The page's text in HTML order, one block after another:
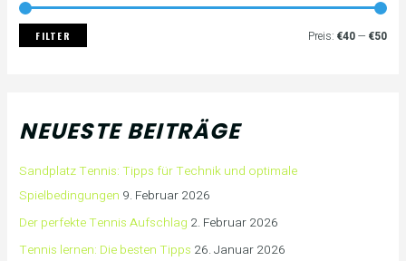
FILTER Preis: €40— €50
NEUESTE BEITRÄGE
Sandplatz Tennis: Tipps für Technik und optimale
Spielbedingungen 9. Februar 2026
Der perfekte Tennis Aufschlag 2. Februar 2026
Tennis lernen: Die besten Tipps 26. Januar 2026